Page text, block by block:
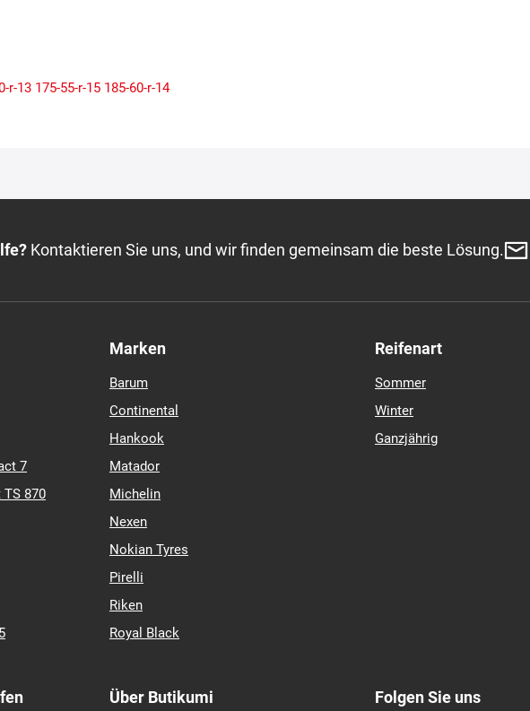
r-13 175-55-r-15 185-60-r-14
Kontaktieren Sie uns, und wir finden gemeinsam die beste Lösung.
7
870
Marken
Barum
Continental
Hankook
Matador
Michelin
Nexen
Nokian Tyres
Pirelli
Riken
Royal Black
Reifenart
Sommer
Winter
Ganzjährig
Über Butikumi Folgen Sie uns